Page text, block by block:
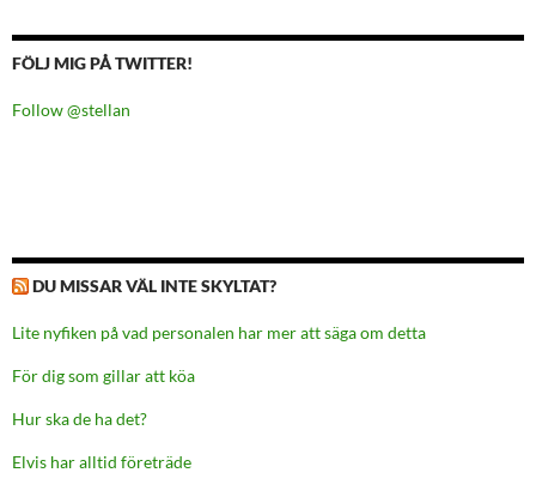
FÖLJ MIG PÅ TWITTER!
Follow @stellan
DU MISSAR VÄL INTE SKYLTAT?
Lite nyfiken på vad personalen har mer att säga om detta
För dig som gillar att köa
Hur ska de ha det?
Elvis har alltid företräde